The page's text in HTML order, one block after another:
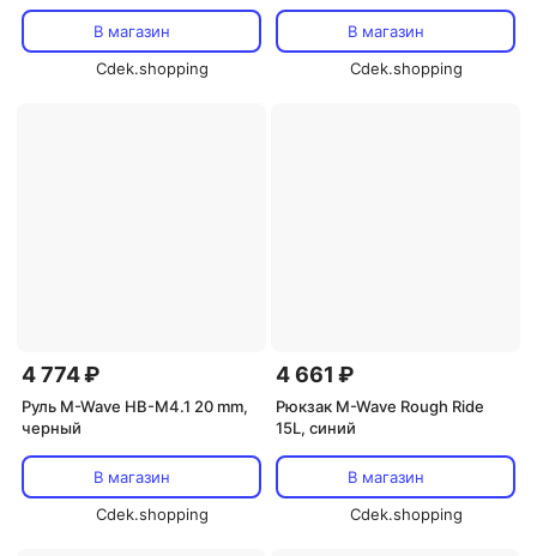
В магазин
Cdek.shopping
В магазин
Cdek.shopping
4 774 ₽
Руль M-Wave HB-M4.1 20 mm,
черный
В магазин
Cdek.shopping
4 661 ₽
Рюкзак M-Wave Rough Ride
15L, синий
В магазин
Cdek.shopping